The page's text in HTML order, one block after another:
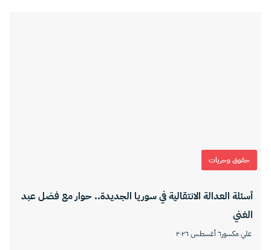
حقوق وحريات
أسئلة العدالة الانتقالية في سوريا الجديدة.. حوار مع فضل عبد
الغني
علي مكسور٦ أغسطس ٢٠٢٦